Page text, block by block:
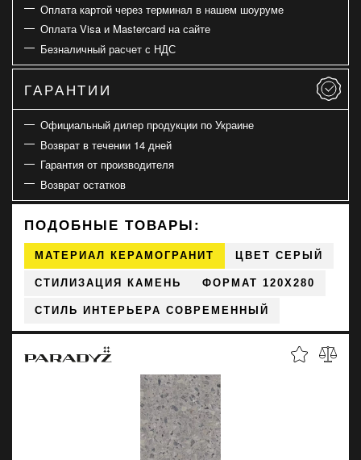
Оплата картой через терминал в нашем шоуруме
Оплата Visa и Mastercard на сайте
Безналичный расчет с НДС
ГАРАНТИИ
Официальный дилер продукции по Украине
Возврат в течении 14 дней
Гарантия от производителя
Возврат остатков
ПОДОБНЫЕ ТОВАРЫ:
МАТЕРИАЛ КЕРАМОГРАНИТ ЦВЕТ СЕРЫЙ
СТИЛИЗАЦИЯ КАМЕНЬ ФОРМАТ 120X280
СТИЛЬ ИНТЕРЬЕРА СОВРЕМЕННЫЙ